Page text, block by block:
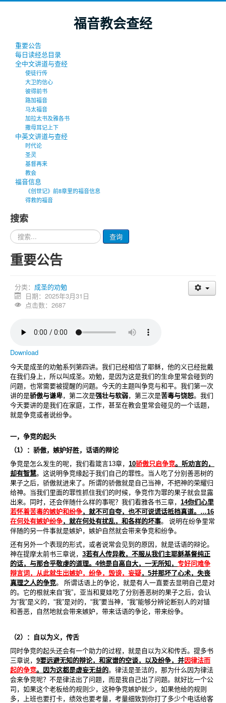
福音教会查经
重要公告
每日读经总目录
全中文讲道与查经
使徒行传
大卫的信心
彼得前书
路加福音
马太福音
加拉太书及雅各书
撒母耳记上下
中英文讲道与查经
时代论
圣灵
基督再来
教会
福音信息
《创世记》前8章里的福音信息
得救的福音
搜索
请
输
入
要
的
内
容
查询
重要公告
分类： 成圣的劝勉
日期：2025年3月31日
点击数：2687
Download
今天是成圣的劝勉系列第四讲。我们已经相信了耶稣，他的义已经批戴
在我们身上，所以叫成圣。劝勉，是因为这是我们的生命里常会碰到的
问题，也常需要被提醒的问题。今天的主题叫争竞与和平。我们第一次
讲的是骄傲与谦卑，第二次是强壮与软弱，第三次是苦毒与饶恕。我们
今天要讲的是我们在家庭，工作，甚至在教会里常会碰见的一个话题，
就是争竞或者说纷争。
一，争竞的起头
（1）：骄傲，嫉妒好胜，话语的辩论
争竞是怎么发生的呢，我们看箴言13章， 10骄傲只启争竞。听劝言的，
却有智慧。这说明争竞缘起于我们自己的罪性。当人吃了分别善恶树的
果子之后，骄傲就进来了。所谓的骄傲就是自己当神，不把神的荣耀归
给神。当我们里面的罪性抓住我们的时候，争竞作为罪的果子就会显露
出来。同时，还会伴随什么样的事呢？我们看雅各书三章， 14你们心里
若怀着苦毒的嫉妒和纷争，就不可自夸，也不可说谎话抵挡真道。 …16
在何处有嫉妒纷争，就在何处有扰乱，和各样的坏事。 说明在纷争里常
伴随的另一件事就是嫉妒，嫉妒自然就会带来争竞和纷争。
还有另外一个表现的形式，或者说常会见到的原因，就是话语的辩论。
神在提摩太前书三章说， 3若有人传异教，不服从我们主耶稣基督纯正
的话，与那合乎敬虔的道理。 4他是自高自大，一无所知， 专好问难争
辩言词，从此就生出嫉妒，纷争，毁谤，妄疑， 5并那坏了心术，失丧
真理之人的争竞。 所谓话语上的争论，就是有人一直要去显明自己是对
的。它的根就来自“我”，亚当和夏娃吃了分别善恶树的果子之后，会认
为“我”是义的， “我”是对的， “我”要当神， “我”能够分辨论断别人的对错
和善恶，自然地就会带来嫉妒，带来话语的争论，带来纷争。
（2）：自以为义，传舌
同时争竞的起头还会有一个助力的过程，就是自以为义和传舌。提多书
三章说， 9要远避无知的辩论，和家谱的空谈，以及纷争，并因律法而
起的争竞。因为这都是虚妄无益的。律法是圣洁的，那为什么因为律法
会来争竞呢？不是律法出了问题，而是我自己出了问题。就好比一个公
司，如果这个老板给的规则少，这种争竞嫉妒就少，如果他给的规则
多，上班也要打卡，绩效也要考量，考量细致到你打了多少个电话给客